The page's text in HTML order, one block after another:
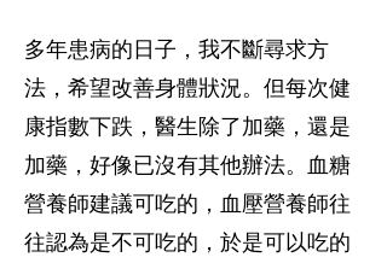
多年患病的日子，我不斷尋求方
法，希望改善身體狀況。但每次健
康指數下跌，醫生除了加藥，還是
加藥，好像已沒有其他辦法。血糖
營養師建議可吃的，血壓營養師往
往認為是不可吃的，於是可以吃的